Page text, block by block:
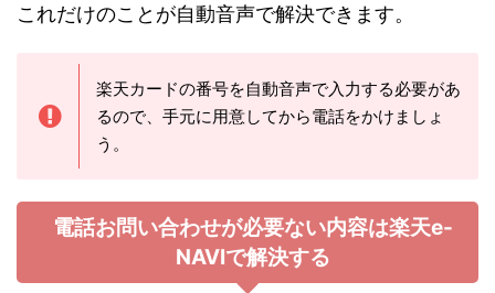
これだけのことが自動音声で解決できます。
楽天カードの番号を自動音声で入力する必要があ
るので、手元に用意してから電話をかけましょ
う。
電話お問い合わせが必要ない内容は楽天e-
NAVIで解決する